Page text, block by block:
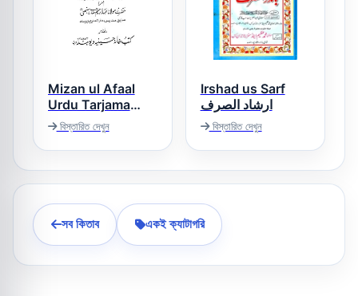
Mizan ul Afaal
Urdu Tarjama
Mizan o
Munshaeb میزان
الافعال
বিস্তারিত দেখুন
Irshad us Sarf
ارشاد الصرف
বিস্তারিত দেখুন
সব কিতাব একই ক্যাটাগরি